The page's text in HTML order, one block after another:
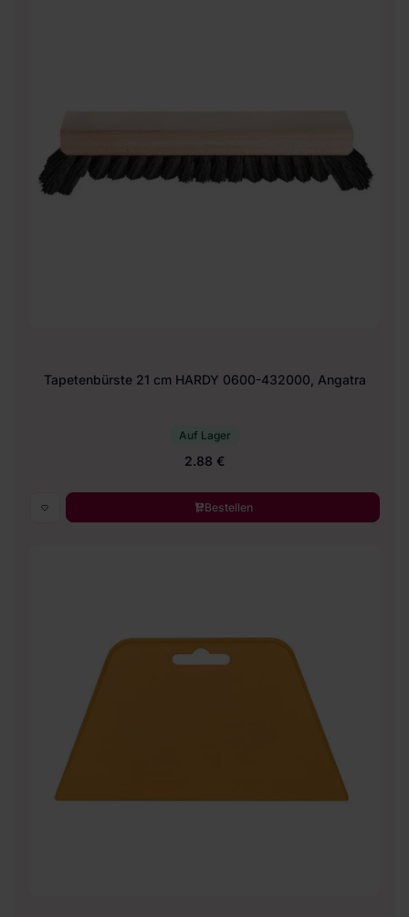
Tapetenbürste 21 cm HARDY 0600-432000, Angatra
Auf Lager
2.88 €
Bestellen